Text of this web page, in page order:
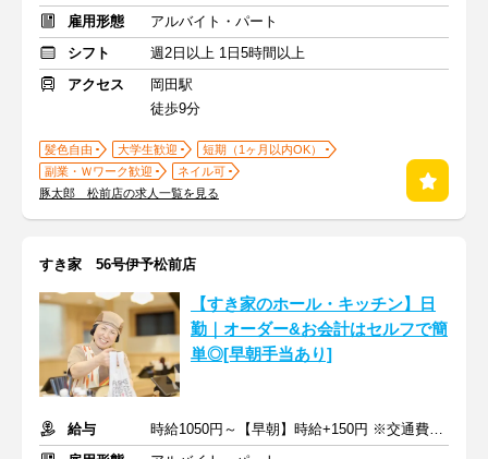
雇用形態
アルバイト・パート
シフト
週2日以上 1日5時間以上
アクセス
岡田駅
徒歩9分
髪色自由 大学生歓迎
短期（1ヶ月以内OK）
副業・Ｗワーク歓迎
ネイル可
豚太郎 松前店の求人一覧を見る
すき家 56号伊予松前店
【すき家のホール・キッチン】日
勤｜オーダー&お会計はセルフで簡
単◎[早朝手当あり]
給与
時給1050円～【早朝】時給+150円 ※交通費支給